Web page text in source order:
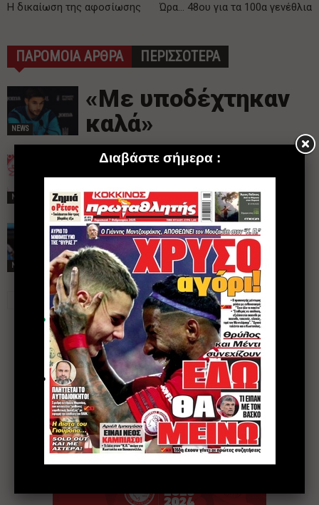
Η δικαίωση της αφοσίωσης Ώρα… 48ου για τα 100α γενέθλια
ΠΑΡΟΜΟΙΑ ΑΡΘΡΑ ΠΕΡΙΣΣΟΤΕΡΑ
NEWS
«Με υποδέχτηκαν
καλά»
NEWS
«Ας συνεχίσουμε
παρέα…»
NEWS
Ντεμπούτο για
Μπιέλ στο MLS